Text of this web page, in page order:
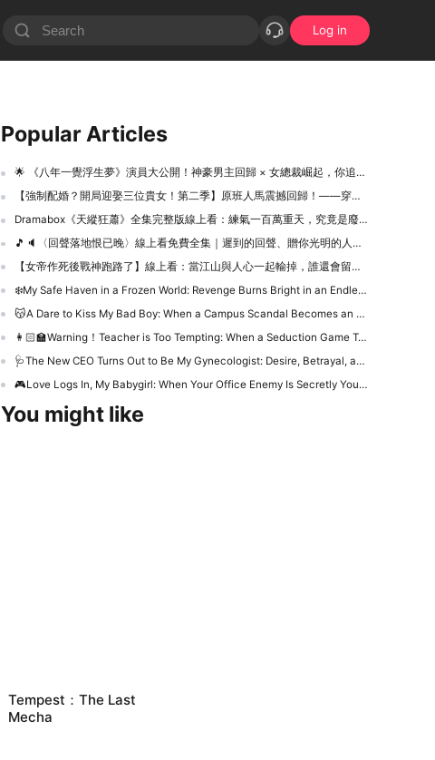
Log in
You might like
Tempest：The Last
Mecha
Popular Articles
🌟 《八年一覺浮生夢》演員大公開！神豪男主回歸 × 女總裁崛起，你追了嗎？
【強制配婚？開局迎娶三位貴女！第二季】原班人馬震撼回歸！——穿越古代，三女齊聚的逍遙亂世大冒險
Dramabox《天縱狂蕭》全集完整版線上看：練氣一百萬重天，究竟是廢柴還是天才？
🎵🔈〈回聲落地恨已晚〉線上看免費全集｜遲到的回聲、贈你光明的人，永遠是最痛的牽掛
【女帝作死後戰神跑路了】線上看：當江山與人心一起輸掉，誰還會留下來？
❄️My Safe Haven in a Frozen World: Revenge Burns Bright in an Endless Winter
😽A Dare to Kiss My Bad Boy: When a Campus Scandal Becomes an Unexpected Love Story
👩🏻‍🏫Warning！Teacher is Too Tempting: When a Seduction Game Turns Into a Battle of Wits
🩺The New CEO Turns Out to Be My Gynecologist: Desire, Betrayal, and a Dangerous Office Power Game
​🎮Love Logs In, My Babygirl: When Your Office Enemy Is Secretly Your Online Lover